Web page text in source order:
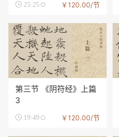
 25:25 ￥120.00/节
第三节 《阴符经》上篇
3
 19:49 ￥120.00/节